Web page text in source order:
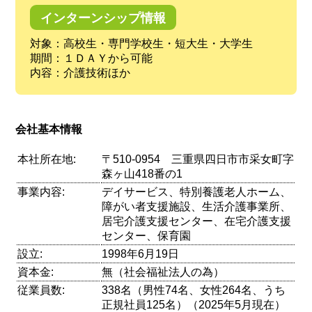
インターンシップ情報
対象：高校生・専門学校生・短大生・大学生
期間：１ＤＡＹから可能
内容：介護技術ほか
会社基本情報
本社所在地:
〒510-0954 三重県四日市市采女町字
森ヶ山418番の1
事業内容:
デイサービス、特別養護老人ホーム、
障がい者支援施設、生活介護事業所、
居宅介護支援センター、在宅介護支援
センター、保育園
設立:
1998年6月19日
資本金:
無（社会福祉法人の為）
従業員数:
338名（男性74名、女性264名、うち
正規社員125名）（2025年5月現在）